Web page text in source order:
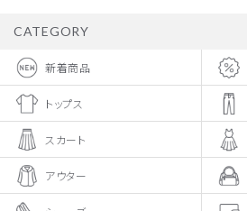
CATEGORY
新着商品
トップス
スカート
アウター